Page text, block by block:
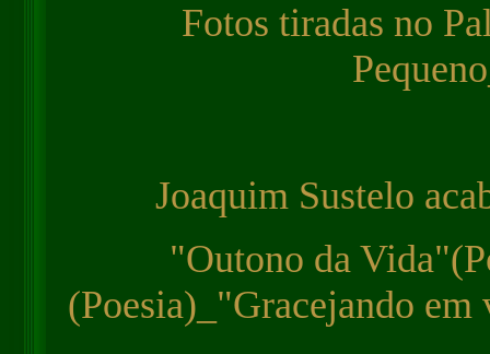
Fotos tiradas no
Joaquim Sustelo
"Outono da
(Poesia)_"Gracejando